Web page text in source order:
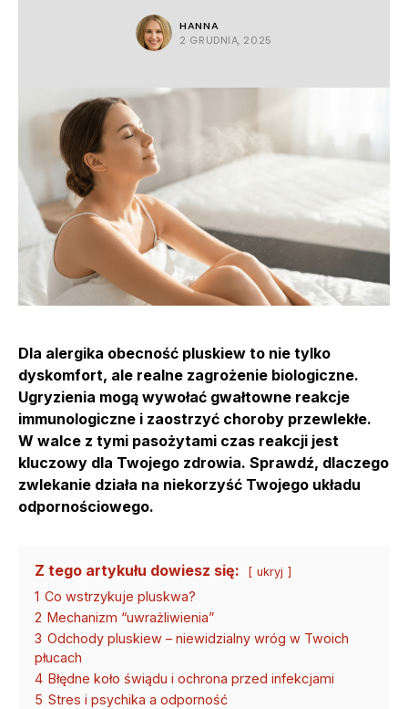
HANNA
2 GRUDNIA, 2025
Dla alergika obecność pluskiew to nie tylko
dyskomfort, ale realne zagrożenie biologiczne.
Ugryzienia mogą wywołać gwałtowne reakcje
immunologiczne i zaostrzyć choroby przewlekłe.
W walce z tymi pasożytami czas reakcji jest
kluczowy dla Twojego zdrowia. Sprawdź, dlaczego
zwlekanie działa na niekorzyść Twojego układu
odpornościowego.
Z tego artykułu dowiesz się: ukryj
1 Co wstrzykuje pluskwa?
2 Mechanizm “uwrażliwienia”
3 Odchody pluskiew – niewidzialny wróg w Twoich
płucach
4 Błędne koło świądu i ochrona przed infekcjami
5 Stres i psychika a odporność